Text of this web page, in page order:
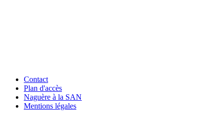
Contact
Plan d'accès
Naguère à la SAN
Mentions légales